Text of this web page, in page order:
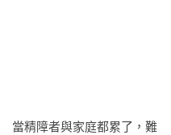
當精障者與家庭都累了，難